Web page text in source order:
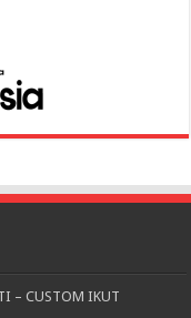
– CUSTOM IKUT